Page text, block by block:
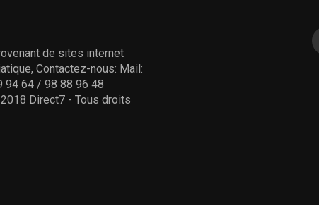
de sites internet
Contactez-nous: Mail:
94 64 / 98 88 96 48
Direct7 - Tous droits